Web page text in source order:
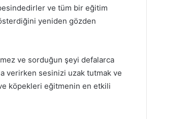
ve tüm bir eğitim
yeniden gözden
ve sorduğun şeyi defalarca
verirken sesinizi uzak tutmak ve
köpekleri eğitmenin en etkili